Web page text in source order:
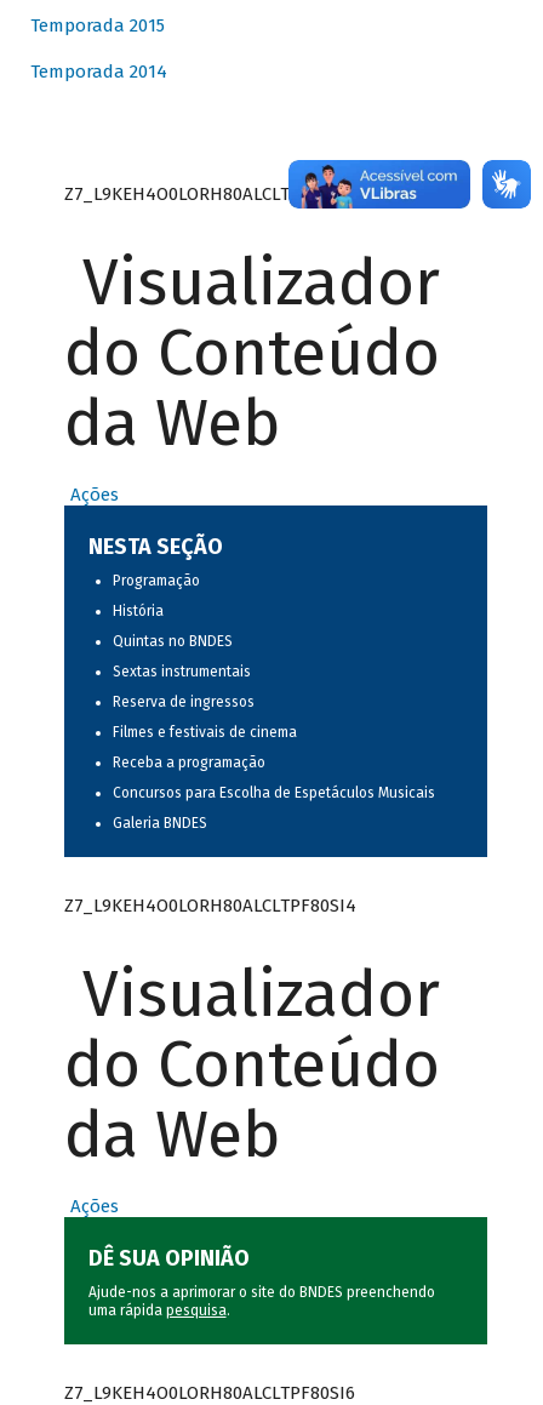
Temporada 2015
Temporada 2014
Z7_L9KEH4O0LORH80ALCLTPF80S27
Visualizador
do Conteúdo
da Web
Ações
NESTA SEÇÃO
Programação
História
Quintas no BNDES
Sextas instrumentais
Reserva de ingressos
Filmes e festivais de cinema
Receba a programação
Concursos para Escolha de Espetáculos Musicais
Galeria BNDES
Z7_L9KEH4O0LORH80ALCLTPF80SI4
Visualizador
do Conteúdo
da Web
Ações
DÊ SUA OPINIÃO
Ajude-nos a aprimorar o site do BNDES preenchendo
uma rápida pesquisa.
Z7_L9KEH4O0LORH80ALCLTPF80SI6